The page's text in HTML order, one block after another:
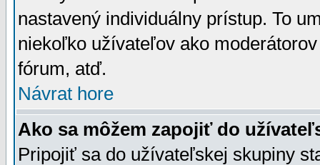
nastavený individuálny prístup. To
niekoľko užívateľov ako
fórum, atď.
Návrat hore
Ako sa môžem zapojiť do
Pripojiť sa do užívateľskej skupiny